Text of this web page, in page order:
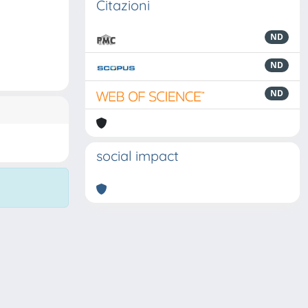
Citazioni
ND
ND
ND
social impact